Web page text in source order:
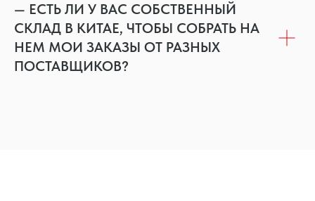
— ЕСТЬ ЛИ У ВАС СОБСТВЕННЫЙ
СКЛАД В КИТАЕ, ЧТОБЫ СОБРАТЬ НА
НЕМ МОИ ЗАКАЗЫ ОТ РАЗНЫХ
ПОСТАВЩИКОВ?